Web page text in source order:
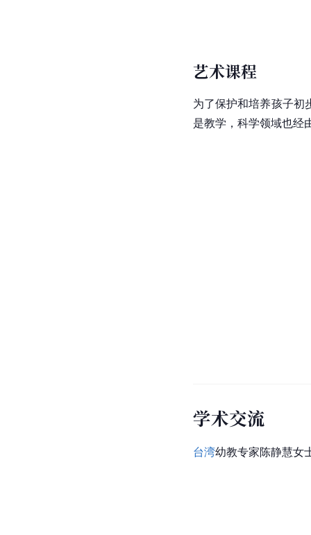
艺术课程
为了保护和培养孩子初
是教学，科学领域也经
学术交流
台湾幼教专家陈静慧女